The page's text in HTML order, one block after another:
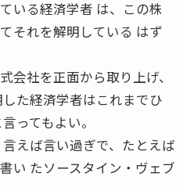
いる経済学者 は、この株
それを解明している はず
会社を正面から取り上げ、
た経済学者はこれまでひ
ってもよい。
えば言い過ぎで、たとえば
い たソースタイン・ヴェブ